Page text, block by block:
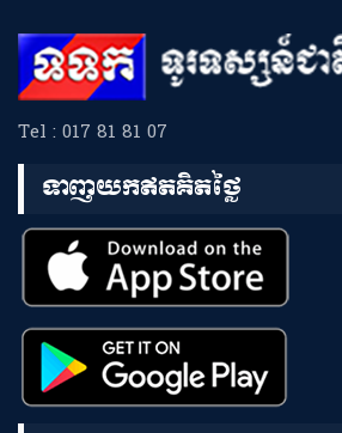
Tel : 017 81 81 07
ទាញយកឥតគិតថ្លៃ